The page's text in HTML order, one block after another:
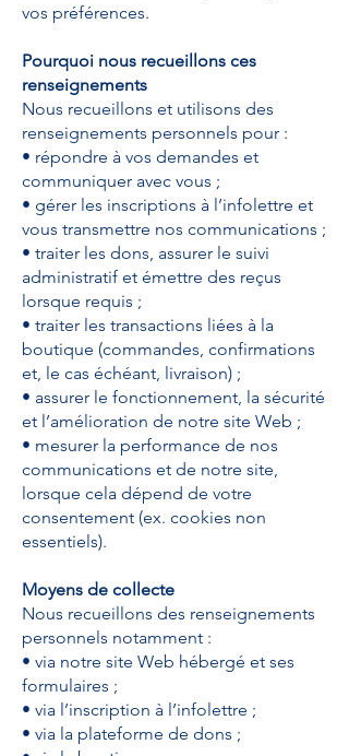
vos préférences.
Pourquoi nous recueillons ces
renseignements
Nous recueillons et utilisons des
renseignements personnels pour :
• répondre à vos demandes et
communiquer avec vous ;
• gérer les inscriptions à l’infolettre et
vous transmettre nos communications ;
• traiter les dons, assurer le suivi
administratif et émettre des reçus
lorsque requis ;
• traiter les transactions liées à la
boutique (commandes, confirmations
et, le cas échéant, livraison) ;
• assurer le fonctionnement, la sécurité
et l’amélioration de notre site Web ;
• mesurer la performance de nos
communications et de notre site,
lorsque cela dépend de votre
consentement (ex. cookies non
essentiels).
Moyens de collecte
Nous recueillons des renseignements
personnels notamment :
• via notre site Web hébergé et ses
formulaires ;
• via l’inscription à l’infolettre ;
• via la plateforme de dons ;